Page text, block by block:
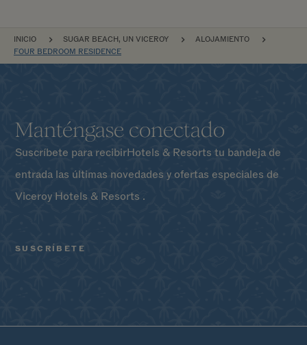
NAVEGACIÓN POR EL SITIO
INICIO SUGAR BEACH, UN VICEROY
ALOJAMIENTO
FOUR BEDROOM RESIDENCE
Manténgase conectado
Suscríbete para recibirHotels & Resorts tu bandeja de
entrada las últimas novedades y ofertas especiales de
Viceroy Hotels & Resorts .